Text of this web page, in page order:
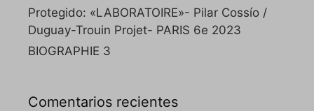
Protegido: «LABORATOIRE»- Pilar Cossío /
Duguay-Trouin Projet- PARIS 6e 2023
BIOGRAPHIE 3
Comentarios recientes